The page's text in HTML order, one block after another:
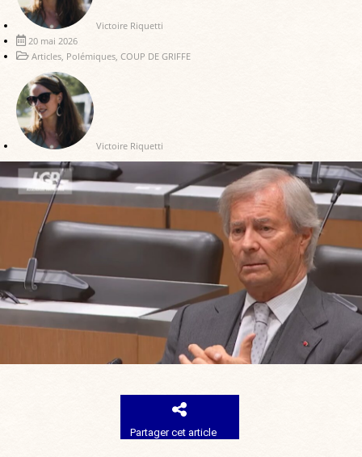
Victoire Riquetti
20 mai 2026
Articles Polémiques COUP DE GRIFFE
Victoire Riquetti
Partager cet article